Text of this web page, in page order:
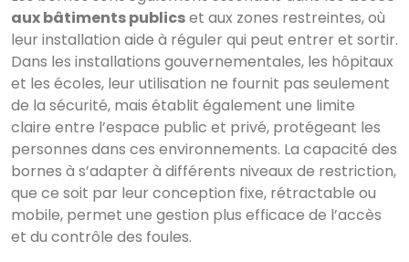
aux bâtiments publicset aux zones restreintes, où
leur installation aide à réguler qui peut entrer et sortir.
Dans les installations gouvernementales, les hôpitaux
et les écoles, leur utilisation ne fournit pas seulement
de la sécurité, mais établit également une limite
claire entre l’espace public et privé, protégeant les
personnes dans ces environnements. La capacité des
bornes à s’adapter à différents niveaux de restriction,
que ce soit par leur conception fixe, rétractable ou
mobile, permet une gestion plus efficace de l’accès
et du contrôle des foules.